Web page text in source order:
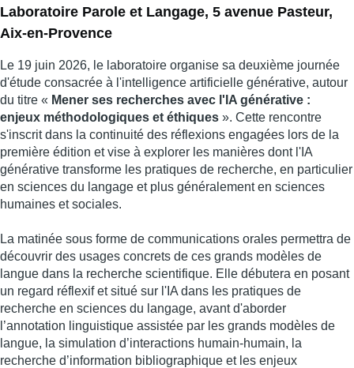
Laboratoire Parole et Langage, 5 avenue Pasteur,
Aix-en-Provence
Le 19 juin 2026, le laboratoire organise sa deuxième journée
d'étude consacrée à l'intelligence artificielle générative, autour
du titre « Mener ses recherches avec l'IA générative :
enjeux méthodologiques et éthiques ». Cette rencontre
s'inscrit dans la continuité des réflexions engagées lors de la
première édition et vise à explorer les manières dont l'IA
générative transforme les pratiques de recherche, en particulier
en sciences du langage et plus généralement en sciences
humaines et sociales.
La matinée sous forme de communications orales permettra de
découvrir des usages concrets de ces grands modèles de
langue dans la recherche scientifique. Elle débutera en posant
un regard réflexif et situé sur l'IA dans les pratiques de
recherche en sciences du langage, avant d'aborder
l’annotation linguistique assistée par les grands modèles de
langue, la simulation d’interactions humain-humain, la
recherche d’information bibliographique et les enjeux